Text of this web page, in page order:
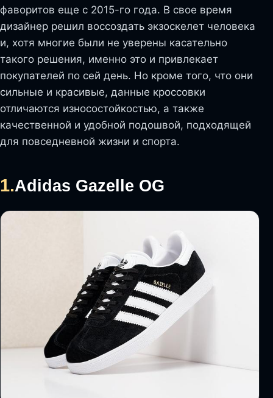
фаворитов еще с 2015-го года. В свое время
дизайнер решил воссоздать экзоскелет человека
и, хотя многие были не уверены касательно
такого решения, именно это и привлекает
покупателей по сей день. Но кроме того, что они
сильные и красивые, данные кроссовки
отличаются износостойкостью, а также
качественной и удобной подошвой, подходящей
для повседневной жизни и спорта.
1.Adidas Gazelle OG